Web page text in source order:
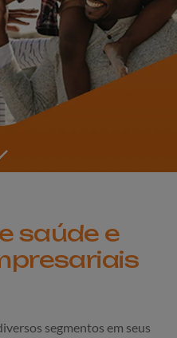
to the next section
saúde e
segmentos em seus